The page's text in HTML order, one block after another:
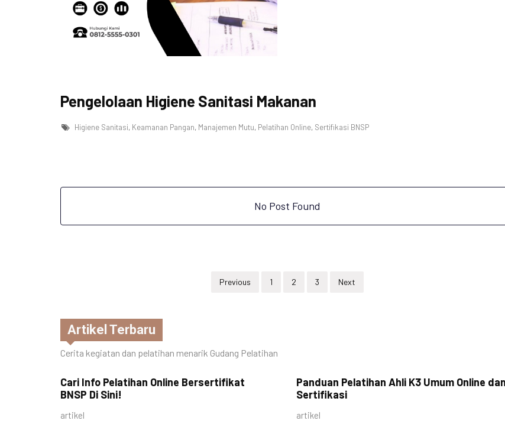
Pengelolaan Higiene Sanitasi Makanan
Higiene Sanitasi, Keamanan Pangan, Manajemen Mutu, Pelatihan Online, Sertifikasi BNSP
No Post Found
Previous 1 2 3 Next
Artikel Terbaru
Cerita kegiatan dan pelatihan menarik Gudang Pelatihan
Cari Info Pelatihan Online Bersertifikat
BNSP Di Sini!
artikel
Panduan Pelatihan Ahli K3 Umum Online dan
Sertifikasi
artikel